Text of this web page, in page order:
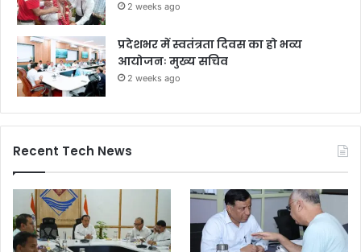
2 weeks ago
प्रदेशभर में स्वतंत्रता दिवस का हो भव्य
आयोजनः मुख्य सचिव
2 weeks ago
Recent Tech News